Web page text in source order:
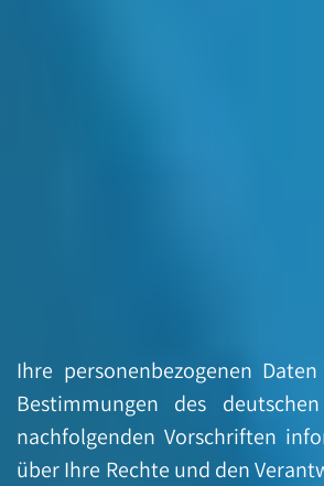
Ihre personenbezogenen
Bestimmungen des
nachfolgenden Vorschriften
über Ihre Rechte und den